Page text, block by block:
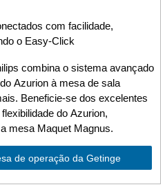
com facilidade,
o Easy-Click
combina o sistema avançado
Azurion à mesa de sala
Beneficie-se dos excelentes
do Azurion,
mesa Maquet Magnus.
de operação da Getinge